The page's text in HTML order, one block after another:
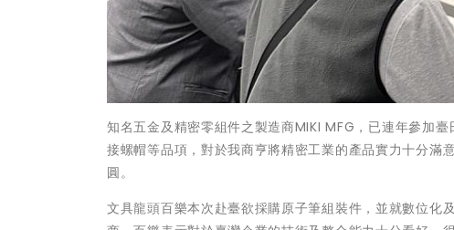
知名五金及精密零組件之製造商MIKI MFG，已連年參加
接螺帽等品項，對於我商亨將精密工業的產品實力十分滿
圓。
文具龍頭百樂本次赴臺欲採購原子筆組裝件，並就數位化